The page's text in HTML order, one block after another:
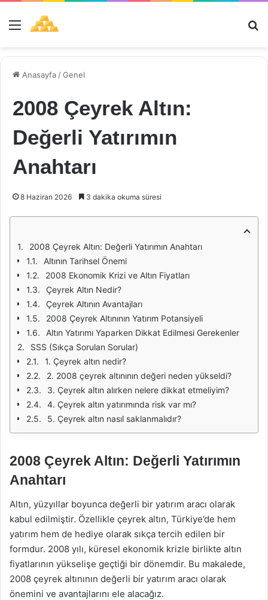
Menü
Anasayfa /Genel
2008 Çeyrek Altın:
Değerli Yatırımın
Anahtarı
8 Haziran 2026 3 dakika okuma süresi
2008 Çeyrek Altın: Değerli Yatırımın Anahtarı
Altının Tarihsel Önemi
2008 Ekonomik Krizi ve Altın Fiyatları
Çeyrek Altın Nedir?
Çeyrek Altının Avantajları
2008 Çeyrek Altınının Yatırım Potansiyeli
Altın Yatırımı Yaparken Dikkat Edilmesi Gerekenler
SSS (Sıkça Sorulan Sorular)
1. Çeyrek altın nedir?
2. 2008 çeyrek altınının değeri neden yükseldi?
3. Çeyrek altın alırken nelere dikkat etmeliyim?
4. Çeyrek altın yatırımında risk var mı?
5. Çeyrek altın nasıl saklanmalıdır?
2008 Çeyrek Altın: Değerli Yatırımın
Anahtarı
Altın, yüzyıllar boyunca değerli bir yatırım aracı olarak
kabul edilmiştir. Özellikle çeyrek altın, Türkiye’de hem
yatırım hem de hediye olarak sıkça tercih edilen bir
formdur. 2008 yılı, küresel ekonomik krizle birlikte altın
fiyatlarının yükselişe geçtiği bir dönemdir. Bu makalede,
2008 çeyrek altınının değerli bir yatırım aracı olarak
önemini ve avantajlarını ele alacağız.